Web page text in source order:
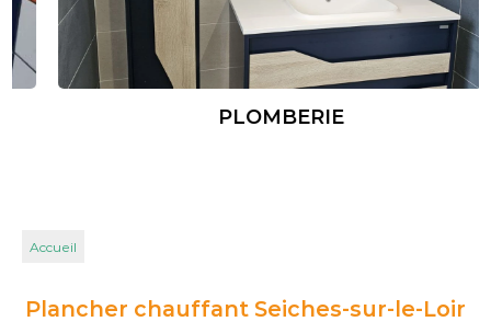
PLOMBERIE
Accueil
Plancher chauffant Seiches-sur-le-Loir